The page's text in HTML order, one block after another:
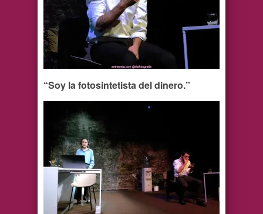
“Soy la fotosintetista del dinero.”